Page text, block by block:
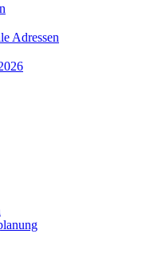
Adressen